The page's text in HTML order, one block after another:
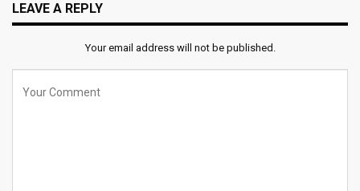
LEAVE A REPLY
Your email address will not be published.